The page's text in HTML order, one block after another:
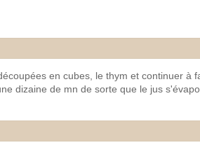
en cubes, le thym et continuer à
dizaine de mn de sorte que le jus